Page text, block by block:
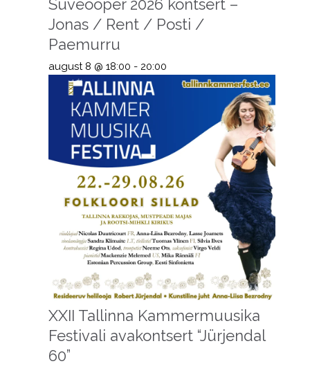
Suveooper 2026 kontsert –
Jonas / Rent / Posti /
Paemurru
august 8 @ 18:00 - 20:00
XXII Tallinna Kammermuusika
Festivali avakontsert “Jürjendal
60”